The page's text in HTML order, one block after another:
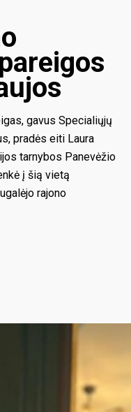
gavus Specialiųjų
pradės eiti Laura
tarnybos Panevėžio
į šią vietą
rajono